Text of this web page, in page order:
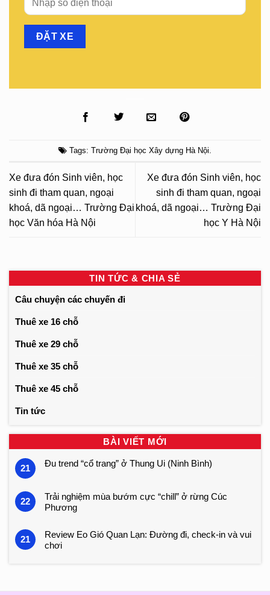
Tags: Trường Đại học Xây dựng Hà Nội
Xe đưa đón Sinh viên, học
sinh đi tham quan, ngoại
khoá, dã ngoại… Trường Đại
học Văn hóa Hà Nội
Xe đưa đón Sinh viên, học
sinh đi tham quan, ngoại
khoá, dã ngoại… Trường Đại
học Y Hà Nội
TIN TỨC & CHIA SẺ
Câu chuyện các chuyến đi
Thuê xe 16 chỗ
Thuê xe 29 chỗ
Thuê xe 35 chỗ
Thuê xe 45 chỗ
Tin tức
BÀI VIẾT MỚI
21 Đu trend “cổ trang” ở Thung Ui (Ninh Bình)
22
Trải nghiệm mùa bướm cực “chill” ở rừng Cúc
Phương
21
Review Eo Gió Quan Lạn: Đường đi, check-in và vui
chơi